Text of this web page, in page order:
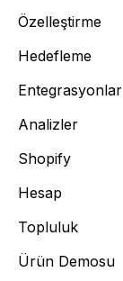
Özelleştirme
Hedefleme
Entegrasyonlar
Analizler
Shopify
Hesap
Topluluk
Ürün Demosu